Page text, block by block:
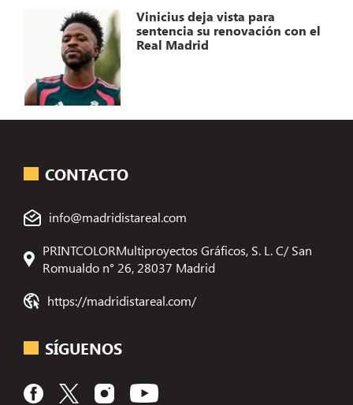
Vinicius deja vista para
sentencia su renovación con el
Real Madrid
CONTACTO
info@madridistareal.com
PRINTCOLORMultiproyectos Gráficos, S. L. C/ San
Romualdo n° 26, 28037 Madrid
https://madridistareal.com/
SÍGUENOS